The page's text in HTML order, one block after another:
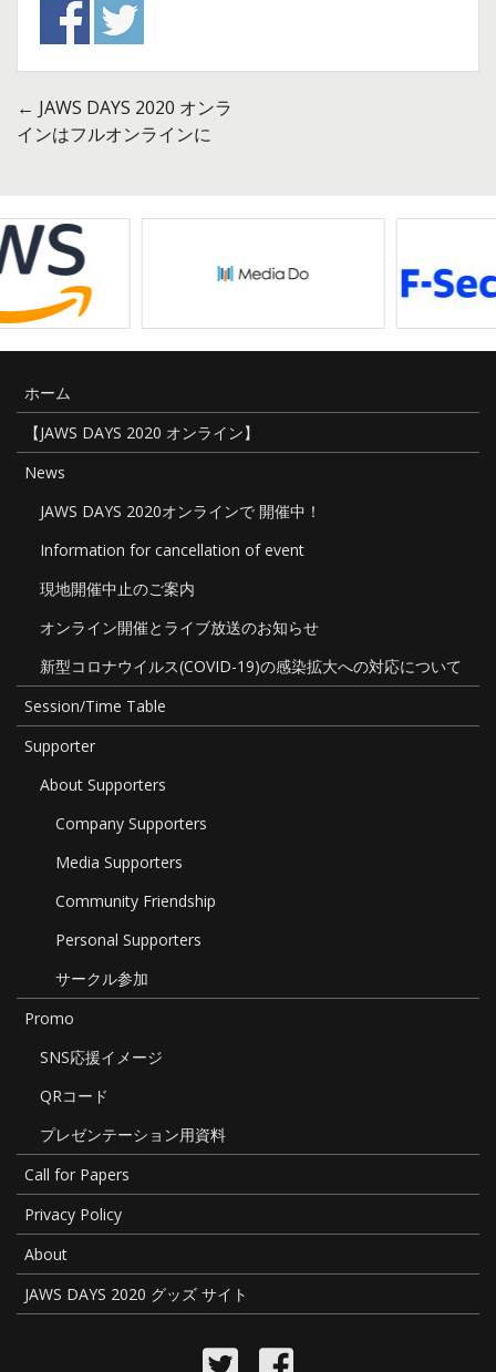
投
ナ
ビ
ー
ョ
ン
← JAWS DAYS 2020 オンラ
インはフルオンラインに
ホーム
【JAWS DAYS 2020 オンライン】
News
JAWS DAYS 2020オンラインで 開催中！
Information for cancellation of event
現地開催中止のご案内
オンライン開催とライブ放送のお知らせ
新型コロナウイルス(COVID-19)の感染拡大への対応について
Session/Time Table
Supporter
About Supporters
Company Supporters
Media Supporters
Community Friendship
Personal Supporters
サークル参加
Promo
SNS応援イメージ
QRコード
プレゼンテーション用資料
Call for Papers
Privacy Policy
About
JAWS DAYS 2020 グッズ サイト